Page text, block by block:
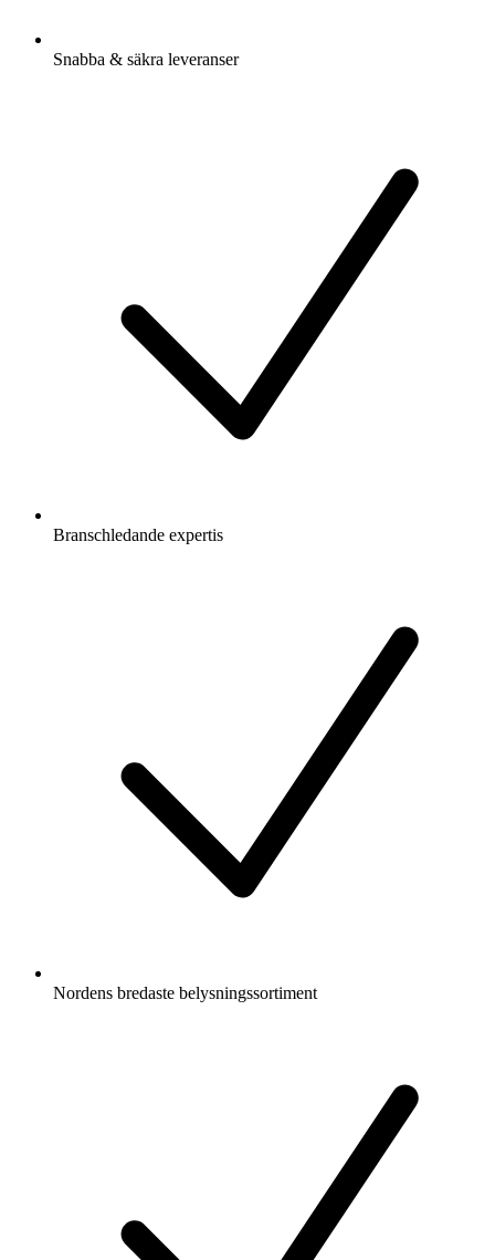
Snabba & säkra leveranser
Branschledande expertis
Nordens bredaste belysningssortiment